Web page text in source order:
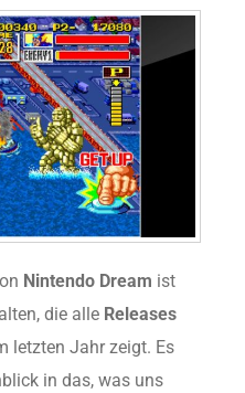
Nintendo Dream ist
die alle Releases
letzten Jahr zeigt. Es
in das, was uns